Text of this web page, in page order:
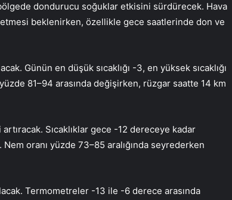
dondurucu soğuklar etkisini sürdürecek. Hava
beklenirken, özellikle gece saatlerinde don ve
Günün en düşük sıcaklığı -3, en yüksek sıcaklığı
81–94 arasında değişirken, rüzgar saatte 14 km
Sıcaklıklar gece -12 dereceye kadar
oranı yüzde 73–85 aralığında seyrederken
Termometreler -13 ile -6 derece arasında